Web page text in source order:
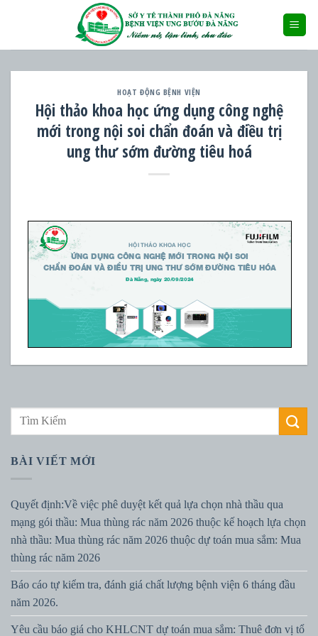
HOẠT ĐỘNG BỆNH VIỆN
Hội thảo khoa học ứng dụng công nghệ
mới trong nội soi chẩn đoán và điều trị
ung thư sớm đường tiêu hoá
BÀI VIẾT MỚI
Quyết định:Về việc phê duyệt kết quả lựa chọn nhà thầu qua
mạng gói thầu: Mua thùng rác năm 2026 thuộc kế hoạch lựa chọn
nhà thầu: Mua thùng rác năm 2026 thuộc dự toán mua sắm: Mua
thùng rác năm 2026
Báo cáo tự kiểm tra, đánh giá chất lượng bệnh viện 6 tháng đầu
năm 2026.
Yêu cầu báo giá cho KHLCNT dự toán mua sắm: Thuê đơn vị tổ